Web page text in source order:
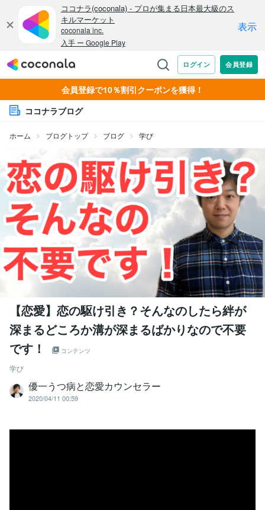
会員登録で10％割引クーポンを獲得！
ココナラブログ
ホーム ブログトップ ブログ 学び
【恋愛】恋の駆け引き？そんなのしたら絆が
深まるどころか溝が深まるばかりなので不要
です！
コンテンツ
学び
優一うつ病と恋愛カウンセラー
2020/04/11 00:59